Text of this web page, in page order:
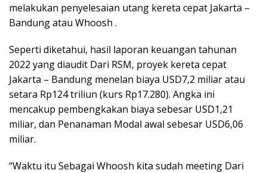
melakukan penyelesaian utang kereta cepat Jakarta –
Bandung atau Whoosh .
Seperti diketahui, hasil laporan keuangan tahunan
2022 yang diaudit Dari RSM, proyek kereta cepat
Jakarta – Bandung menelan biaya USD7,2 miliar atau
setara Rp124 triliun (kurs Rp17.280). Angka ini
mencakup pembengkakan biaya sebesar USD1,21
miliar, dan Penanaman Modal awal sebesar USD6,06
miliar.
“Waktu itu Sebagai Whoosh kita sudah meeting Dari